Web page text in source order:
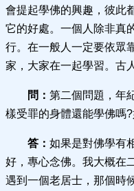
會提起學佛的興趣，彼此
它的好處。一個人除非真
行。在一般人一定要依眾
家，大家在一起學習。古
問： 第二個問題，年
樣受罪的身體還能學佛嗎
答： 如果是對佛學有
好，專心念佛。我大概在
遇到一個老居士，那個時